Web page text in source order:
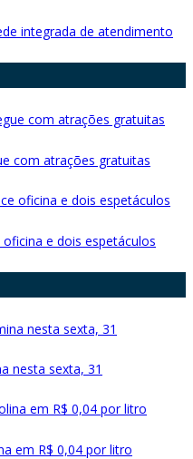
integrada de atendimento
com atrações gratuitas
e dois espetáculos
nesta sexta, 31
em R$ 0,04 por litro